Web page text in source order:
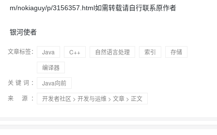
m/nokiaguy/p/3156357.html如需转载请自行联系原作者
银河使者
文章标签： Java C++ 自然语言处理 索引
存储
编译器
关键词：
Java向前
来 源：
开发者社区 > 开发与运维 > 文章 > 正文